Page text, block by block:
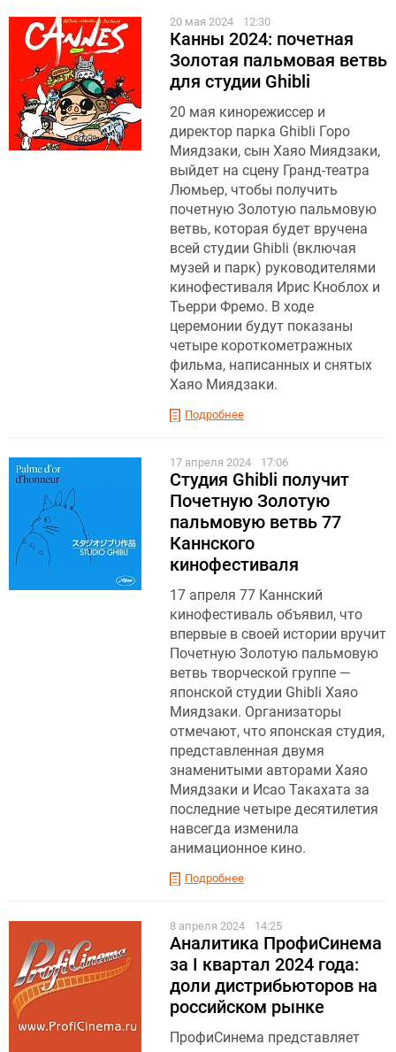
20 мая 2024 12:30
Канны 2024: почетная
Золотая пальмовая ветвь
для студии Ghibli
20 мая кинорежиссер и
директор парка Ghibli Горо
Миядзаки, сын Хаяо Миядзаки,
выйдет на сцену Гранд-театра
Люмьер, чтобы получить
почетную Золотую пальмовую
ветвь, которая будет вручена
всей студии Ghibli (включая
музей и парк) руководителями
кинофестиваля Ирис Кноблох и
Тьерри Фремо. В ходе
церемонии будут показаны
четыре короткометражных
фильма, написанных и снятых
Хаяо Миядзаки.
Подробнее
17 апреля 2024 17:06
Студия Ghibli получит
Почетную Золотую
пальмовую ветвь 77
Каннского
кинофестиваля
17 апреля 77 Каннский
кинофестиваль объявил, что
впервые в своей истории вручит
Почетную Золотую пальмовую
ветвь творческой группе —
японской студии Ghibli Хаяо
Миядзаки. Организаторы
отмечают, что японская студия,
представленная двумя
знаменитыми авторами Хаяо
Миядзаки и Исао Такахата за
последние четыре десятилетия
навсегда изменила
анимационное кино.
Подробнее
8 апреля 2024 14:25
Аналитика ПрофиСинема
за I квартал 2024 года:
доли дистрибьюторов на
российском рынке
ПрофиСинема представляет